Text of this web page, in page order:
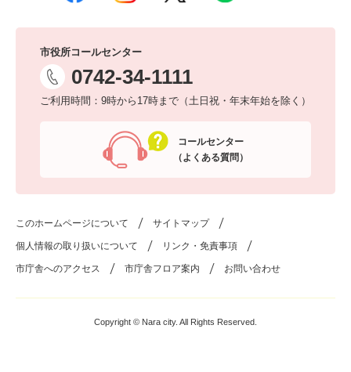
市役所コールセンター
0742-34-1111
ご利用時間：9時から17時まで（土日祝・年末年始を除く）
コールセンター
（よくある質問）
このホームページについて サイトマップ
個人情報の取り扱いについて リンク・免責事項
市庁舎へのアクセス 市庁舎フロア案内 お問い合わせ
Copyright © Nara city. All Rights Reserved.